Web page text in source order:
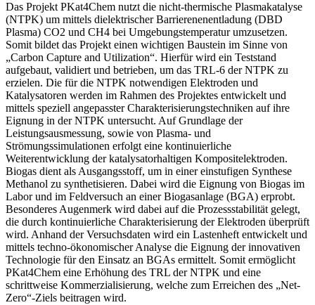
Das Projekt PKat4Chem nutzt die nicht-thermische Plasmakatalyse
(NTPK) um mittels dielektrischer Barrierenenentladung (DBD
Plasma) CO2 und CH4 bei Umgebungstemperatur umzusetzen.
Somit bildet das Projekt einen wichtigen Baustein im Sinne von
„Carbon Capture and Utilization“. Hierfür wird ein Teststand
aufgebaut, validiert und betrieben, um das TRL-6 der NTPK zu
erzielen. Die für die NTPK notwendigen Elektroden und
Katalysatoren werden im Rahmen des Projektes entwickelt und
mittels speziell angepasster Charakterisierungstechniken auf ihre
Eignung in der NTPK untersucht. Auf Grundlage der
Leistungsausmessung, sowie von Plasma- und
Strömungssimulationen erfolgt eine kontinuierliche
Weiterentwicklung der katalysatorhaltigen Kompositelektroden.
Biogas dient als Ausgangsstoff, um in einer einstufigen Synthese
Methanol zu synthetisieren. Dabei wird die Eignung von Biogas im
Labor und im Feldversuch an einer Biogasanlage (BGA) erprobt.
Besonderes Augenmerk wird dabei auf die Prozessstabilität gelegt,
die durch kontinuierliche Charakterisierung der Elektroden überprüft
wird. Anhand der Versuchsdaten wird ein Lastenheft entwickelt und
mittels techno-ökonomischer Analyse die Eignung der innovativen
Technologie für den Einsatz an BGAs ermittelt. Somit ermöglicht
PKat4Chem eine Erhöhung des TRL der NTPK und eine
schrittweise Kommerzialisierung, welche zum Erreichen des „Net-
Zero“-Ziels beitragen wird.